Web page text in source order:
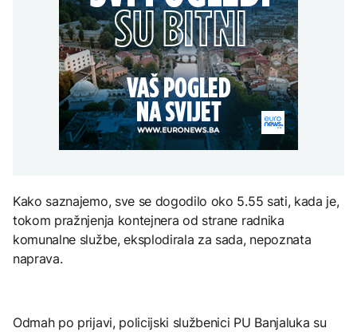
DRUŠTVO
Počela isplata penzija u
RS
Nuklearka Krško
smanjuje proizvodnju
zbog niskog vodostaja i
visokih temperatura
Save
Redovi na aerodromima i
graničnim prelazima u
EU: Koja je svrha EES
sistema ako se isključuje
čim je preopterećen?
BIZNIS
Skočile cijene nafte na
svjetskom tržištu, hoće li
se to odraziti na BiH
djece moraju platiti 942
miliona dolara
KULTURA
Rat i pijesak prijete
drevnim piramidama
Meroe u Sudanu
ZANIMLJIVOSTI
Rihanna radi na novom
albumu
Kako saznajemo, sve se dogodilo oko 5.55 sati, kada je,
tokom pražnjenja kontejnera od strane radnika
komunalne službe, eksplodirala za sada, nepoznata
naprava.
Odmah po prijavi, policijski službenici PU Banjaluka su